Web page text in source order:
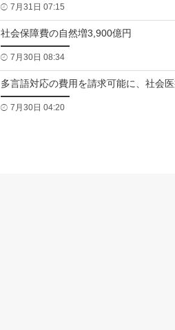
7月31日 07:15
社会保障費の自然増3,900億円
7月30日 08:34
多言語対応の費用を請求可能に、社会医
7月30日 04:20